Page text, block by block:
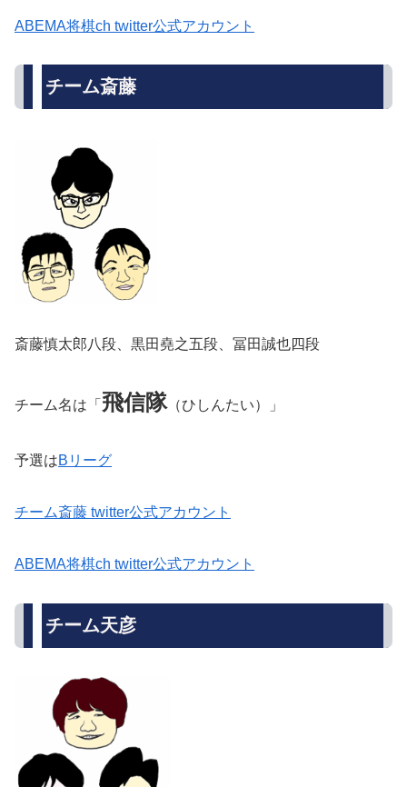
ABEMA将棋ch twitter公式アカウント
チーム斎藤
斎藤慎太郎八段、黒田堯之五段、冨田誠也四段
チーム名は「 飛信隊（ひしんたい）」
予選はBリーグ
チーム斎藤 twitter公式アカウント
ABEMA将棋ch twitter公式アカウント
チーム天彦